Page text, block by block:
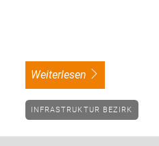
weiterlesen
INFRASTRUKTUR BEZIRK